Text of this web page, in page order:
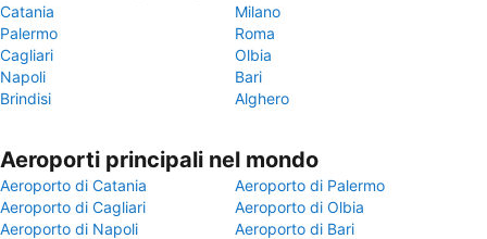
Catania
Milano
Palermo
Roma
Cagliari
Olbia
Napoli
Bari
Brindisi
Alghero
Aeroporti principali nel mondo
Aeroporto di Catania
Aeroporto di Palermo
Aeroporto di Cagliari
Aeroporto di Olbia
Aeroporto di Napoli
Aeroporto di Bari